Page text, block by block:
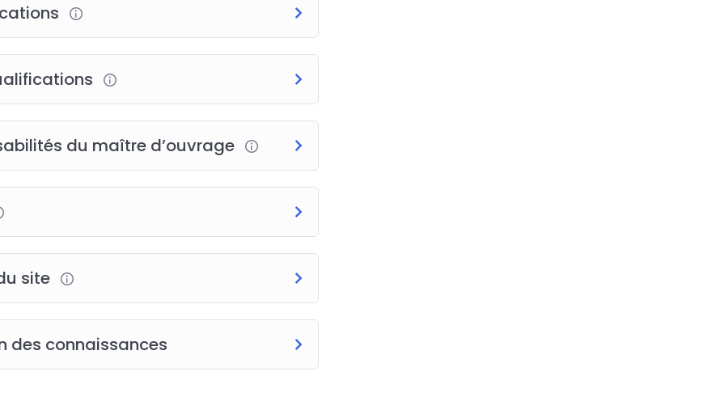
QUALIFELEC, etc.
et impacts des travaux sur la négociation
du maître d’ouvrage
site
des connaissances